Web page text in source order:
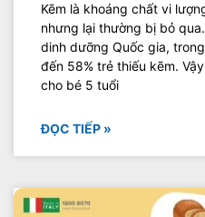
Kẽm là khoáng chất vi
nhưng lại thường bị bỏ
dinh dưỡng Quốc gia,
đến 58% trẻ thiếu kẽm.
cho bé 5 tuổi
ĐỌC TIẾP »